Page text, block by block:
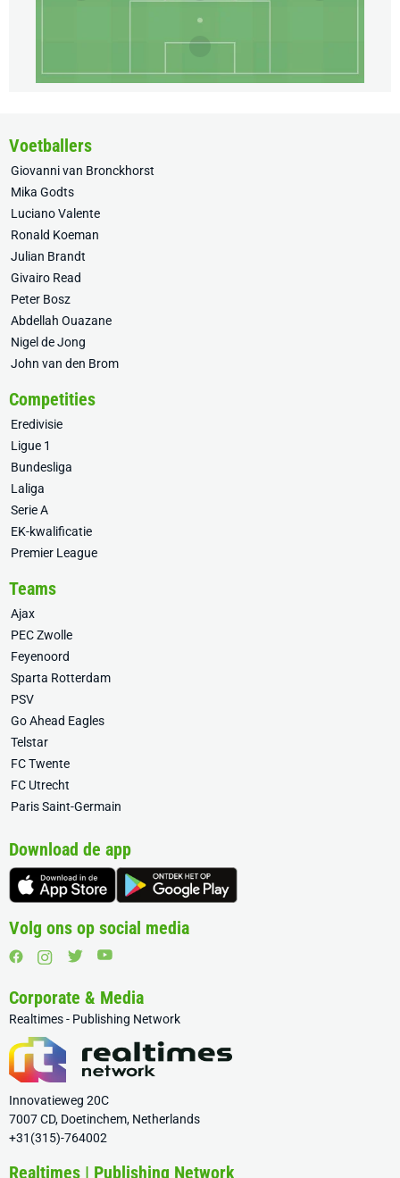
Voetballers
Giovanni van Bronckhorst
Mika Godts
Luciano Valente
Ronald Koeman
Julian Brandt
Givairo Read
Peter Bosz
Abdellah Ouazane
Nigel de Jong
John van den Brom
Competities
Eredivisie
Ligue 1
Bundesliga
Laliga
Serie A
EK-kwalificatie
Premier League
Teams
Ajax
PEC Zwolle
Feyenoord
Sparta Rotterdam
PSV
Go Ahead Eagles
Telstar
FC Twente
FC Utrecht
Paris Saint-Germain
Download de app
Volg ons op social media
Corporate & Media
Realtimes - Publishing Network
Innovatieweg 20C
7007 CD, Doetinchem, Netherlands
+31(315)-764002
Realtimes | Publishing Network